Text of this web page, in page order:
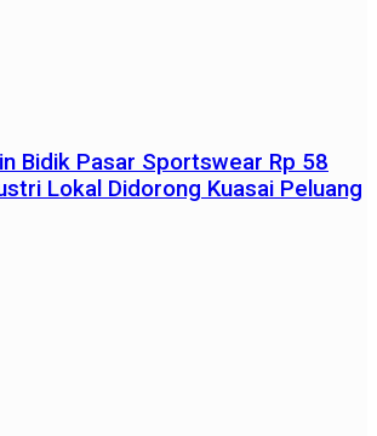
Bidik Pasar Sportswear Rp 58
Lokal Didorong Kuasai Peluang